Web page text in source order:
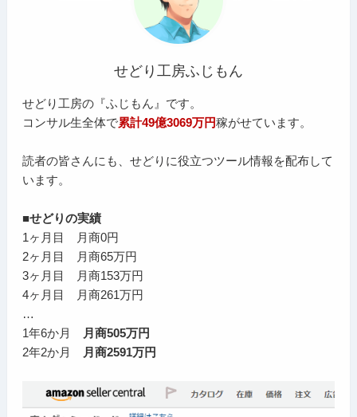
せどり工房ふじもん
せどり工房の『ふじもん』です。
コンサル生全体で累計49億3069万円稼がせています。
読者の皆さんにも、せどりに役立つツール情報を配布して
います。
■せどりの実績
1ヶ月目 月商0円
2ヶ月目 月商65万円
3ヶ月目 月商153万円
4ヶ月目 月商261万円
…
1年6か月
月商505万円
2年2か月
月商2591万円